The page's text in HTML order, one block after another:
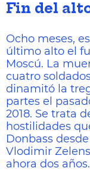
Fin del
Ocho meses,
último alto el
Moscú. La
cuatro
dinamitó la
partes el
2018. Se trata
hostilidades
Donbass
Vlodimir
ahora dos años.